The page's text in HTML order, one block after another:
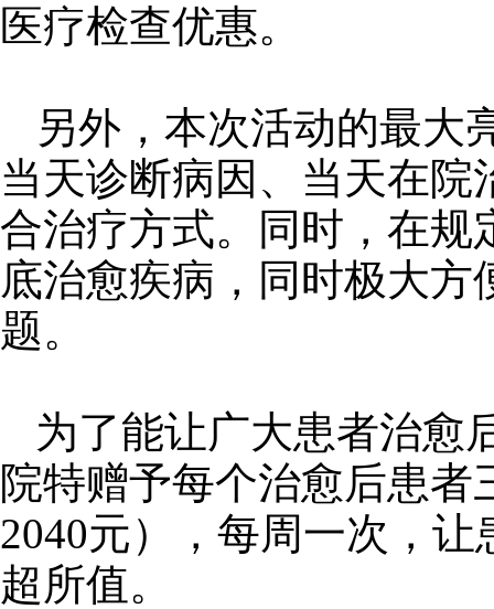
医疗检查优惠。
另外，本次活动的最大
当天诊断病因、当天在
合治疗方式。同时，在规
底治愈疾病，同时极大
题。
为了能让广大患者治愈
院特赠予每个治愈后患
2040元），每周一次，
超所值。